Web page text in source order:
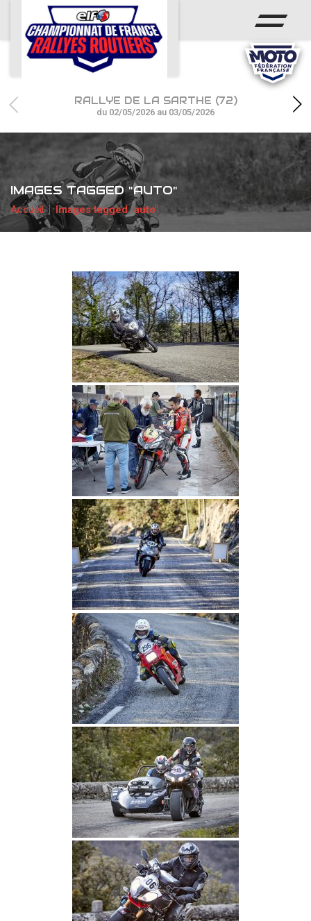
ACCUEIL
ACTUS
CALENDRIER
CHAMPIONNAT
RÉSULTATS
PHOTOS / WEB TV
PARTENAIRES
RALLYE DE LA SARTHE (72)
du 02/05/2026 au 03/05/2026
IMAGES TAGGED "AUTO"
Accueil Images tagged "auto"